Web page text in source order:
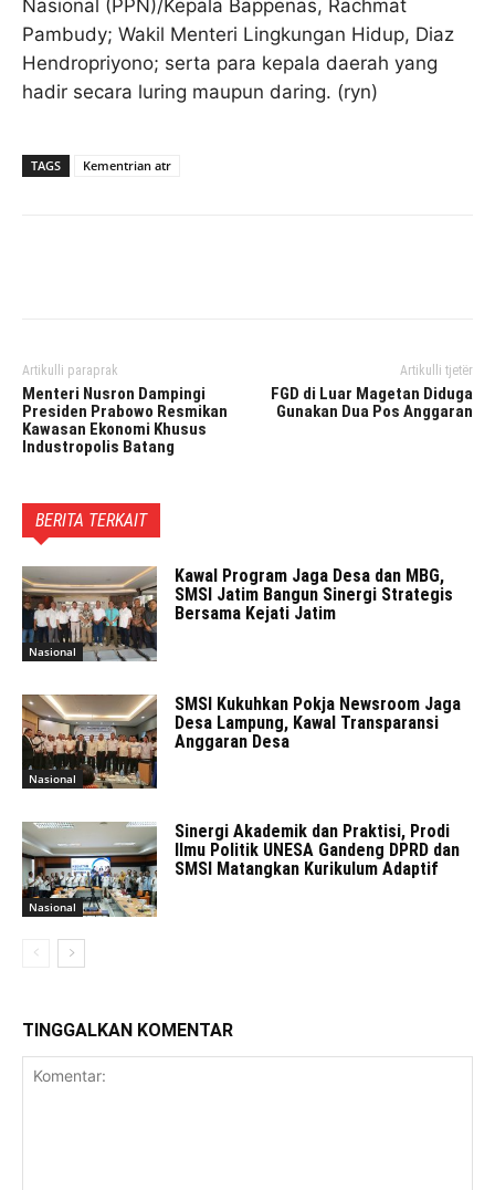
Nasional (PPN)/Kepala Bappenas, Rachmat
Pambudy; Wakil Menteri Lingkungan Hidup, Diaz
Hendropriyono; serta para kepala daerah yang
hadir secara luring maupun daring. (ryn)
TAGS Kementrian atr
Artikulli paraprak
Menteri Nusron Dampingi
Presiden Prabowo Resmikan
Kawasan Ekonomi Khusus
Industropolis Batang
Artikulli tjetër
FGD di Luar Magetan Diduga
Gunakan Dua Pos Anggaran
BERITA TERKAIT
Nasional
Kawal Program Jaga Desa dan MBG,
SMSI Jatim Bangun Sinergi Strategis
Bersama Kejati Jatim
Nasional
SMSI Kukuhkan Pokja Newsroom Jaga
Desa Lampung, Kawal Transparansi
Anggaran Desa
Nasional
Sinergi Akademik dan Praktisi, Prodi
Ilmu Politik UNESA Gandeng DPRD dan
SMSI Matangkan Kurikulum Adaptif
TINGGALKAN KOMENTAR